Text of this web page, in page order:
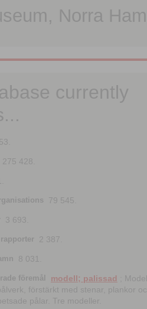
Norra
currently
275 428.
79 545.
3 693.
2 387.
8 031.
föremål modell; palissad
;
förstärkt med stenar, plankor
pålar. Tre modeller.